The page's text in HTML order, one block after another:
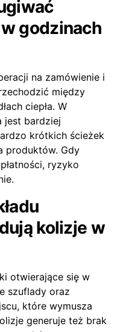
godzinach
na zamówienie i
między
ciepła. W
jest bardziej
krótkich ścieżek
produktów. Gdy
ryzyko
kolizje w
otwierające się w
szuflady oraz
które wymusza
generuje też brak